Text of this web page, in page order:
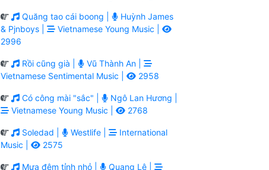
Quăng tao cái boong |
Huỳnh James
& Pjnboys |
Vietnamese Young Music |
2996
Rồi cũng già |
Vũ Thành An |
Vietnamese Sentimental Music |
2958
Có công mài "sắc" |
Ngô Lan Hương |
Vietnamese Young Music |
2768
Soledad | Westlife |
International
Music |
2575
Mưa đêm tỉnh nhỏ | Quang Lê |